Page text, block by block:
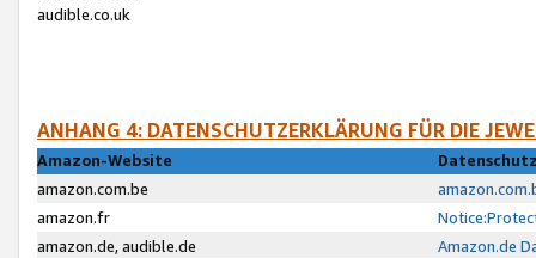
audible.co.uk
ANHANG 4: DATENSCHUTZERKLÄRUNG FÜR DIE
Amazon-Website
amazon.com.be
amazon.fr
amazon.de, audible.de
Amazon.de